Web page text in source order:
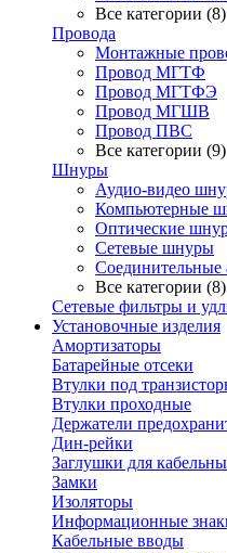
Все категории (8)
Провода
Монтажные
Провод МГТФ
Провод МГТФЭ
Провод МГШВ
Провод ПВС
Все категории (9)
Шнуры
Аудио-видео
Компьютерные
Оптические
Сетевые шнуры
Все категории (8)
Сетевые фильтры и
Установочные изделия
Амортизаторы
Батарейные отсеки
Втулки под
Втулки проходные
Держатели
Дин-рейки
Заглушки для
Замки
Изоляторы
Информационные
Кабельные вводы